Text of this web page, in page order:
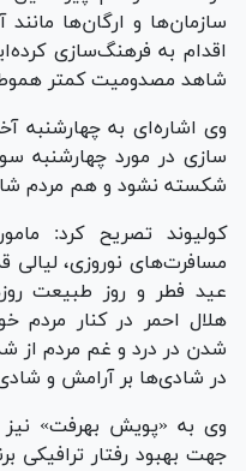
سازمان‌ها و ارگان‌ها
اقدام به فرهنگ‌سازی
شاهد مصدومیت کمتر
وی اشاره‌ای به چهارشنبه
سازی در مورد
شکسته نشود و هم مردم
کولیوند تصریح کرد:
مسافرت‌های نوروزی، لیالی
عید فطر و روز طبیعت
هلال احمر در کنار مردم
شدن در درد و غم مردم از
در شادی‌ها بر آرامش و
وی به «پویش بهرفت» نیز
جهت بهبود رفتار ترافیکی